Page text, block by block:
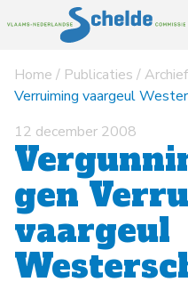
Home / Publicaties /Archief
Verruiming vaargeul
12 december 2008
gen
vaargeul